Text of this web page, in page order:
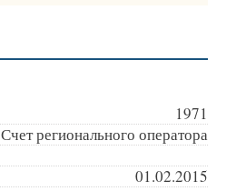
1971
Счет регионального оператора
01.02.2015